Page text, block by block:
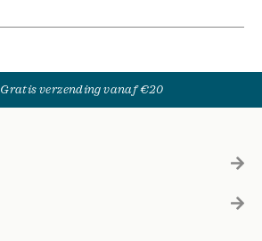
Gratis verzending vanaf €20